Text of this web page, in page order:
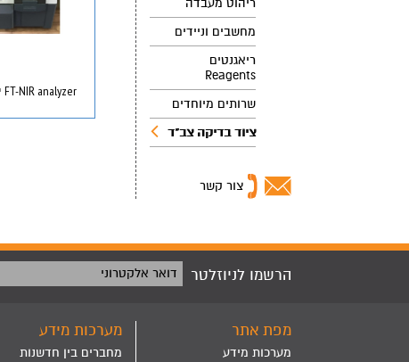
מחשבים וניידים
ריאגנטים
Reagents
שרותים מיוחדים
ציוד בדיקה צב"ד
צור קשר
FT-NIR analyzer יד שניה
הרשמו לניוזלטר דואר אלקטרוני
מפת אתר
מערכות מידע
מערכות מידע
מחברים בין חדשנות